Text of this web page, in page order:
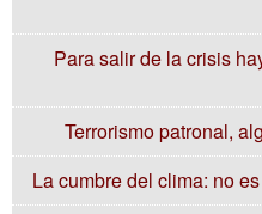
Para salir de la crisis
Terrorismo patronal,
La cumbre del clima: no